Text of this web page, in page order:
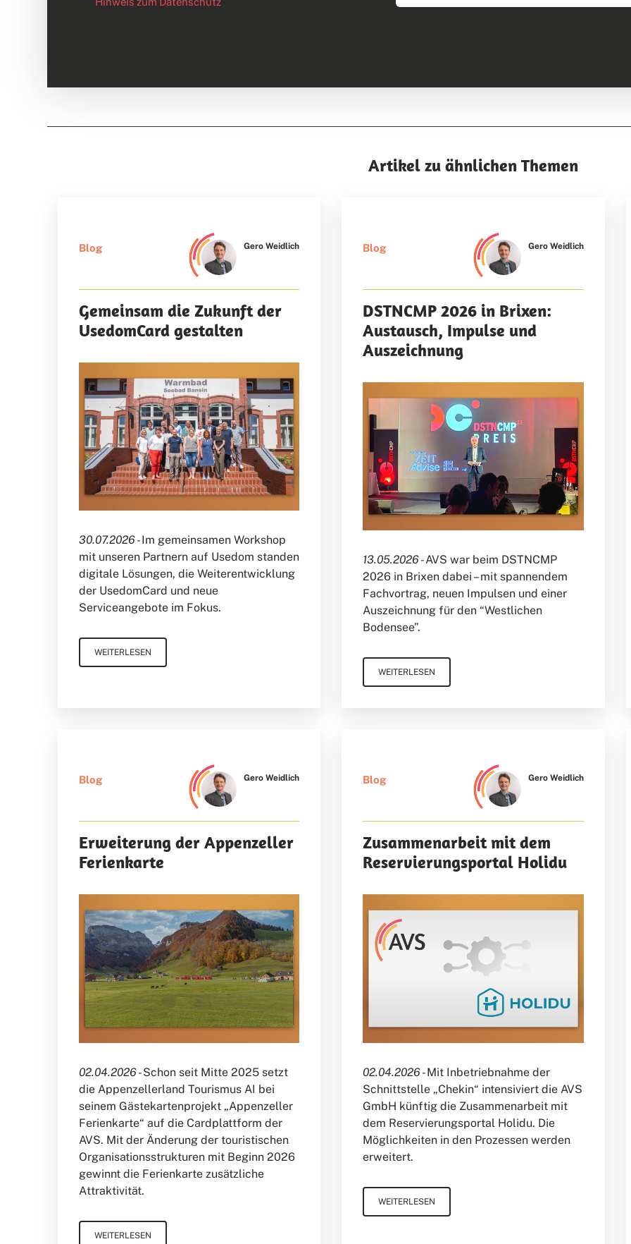
Artikel zu ähnlichen Themen
Blog Gero Weidlich
Gemeinsam die Zukunft der
UsedomCard gestalten
30.07.2026 -Im gemeinsamen Workshop
mit unseren Partnern auf Usedom standen
digitale Lösungen, die Weiterentwicklung
der UsedomCard und neue
Serviceangebote im Fokus.
WEITERLESEN
Blog Gero Weidlich
DSTNCMP 2026 in Brixen:
Austausch, Impulse und
Auszeichnung
13.05.2026 -AVS war beim DSTNCMP
2026 in Brixen dabei – mit spannendem
Fachvortrag, neuen Impulsen und einer
Auszeichnung für den “Westlichen
Bodensee”.
WEITERLESEN
Blog Gero Weidlich
Erweiterung der Appenzeller
Ferienkarte
02.04.2026 -Schon seit Mitte 2025 setzt
die Appenzellerland Tourismus AI bei
seinem Gästekartenprojekt „Appenzeller
Ferienkarte“ auf die Cardplattform der
AVS. Mit der Änderung der touristischen
Organisationsstrukturen mit Beginn 2026
gewinnt die Ferienkarte zusätzliche
Attraktivität.
WEITERLESEN
Blog Gero Weidlich
Zusammenarbeit mit dem
Reservierungsportal Holidu
02.04.2026 -Mit Inbetriebnahme der
Schnittstelle „Chekin“ intensiviert die AVS
GmbH künftig die Zusammenarbeit mit
dem Reservierungsportal Holidu. Die
Möglichkeiten in den Prozessen werden
erweitert.
WEITERLESEN